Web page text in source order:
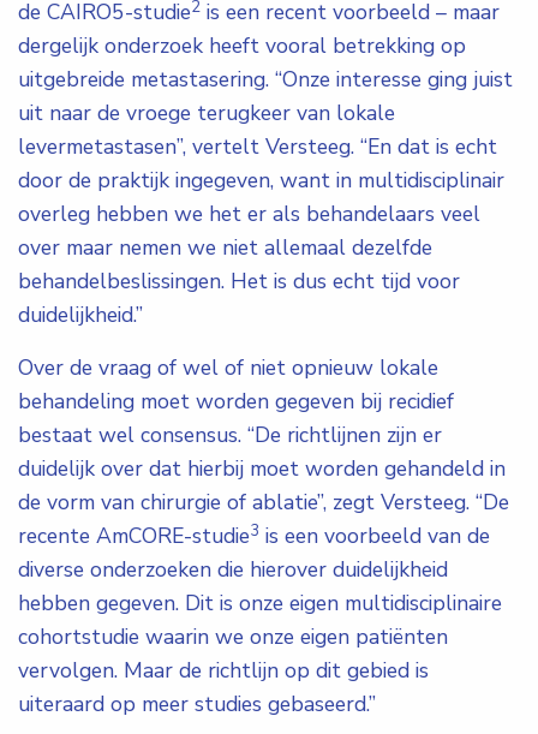
de CAIRO5-studie2 is een recent voorbeeld – maar
dergelijk onderzoek heeft vooral betrekking op
uitgebreide metastasering. “Onze interesse ging juist
uit naar de vroege terugkeer van lokale
levermetastasen”, vertelt Versteeg. “En dat is echt
door de praktijk ingegeven, want in multidisciplinair
overleg hebben we het er als behandelaars veel
over maar nemen we niet allemaal dezelfde
behandelbeslissingen. Het is dus echt tijd voor
duidelijkheid.”
Over de vraag of wel of niet opnieuw lokale
behandeling moet worden gegeven bij recidief
bestaat wel consensus. “De richtlijnen zijn er
duidelijk over dat hierbij moet worden gehandeld in
de vorm van chirurgie of ablatie”, zegt Versteeg. “De
recente AmCORE-studie3 is een voorbeeld van de
diverse onderzoeken die hierover duidelijkheid
hebben gegeven. Dit is onze eigen multidisciplinaire
cohortstudie waarin we onze eigen patiënten
vervolgen. Maar de richtlijn op dit gebied is
uiteraard op meer studies gebaseerd.”